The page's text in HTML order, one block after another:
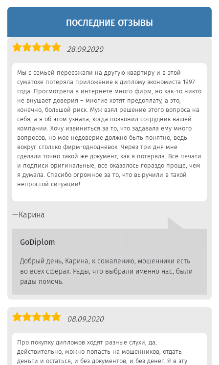
ПОСЛЕДНИЕ ОТЗЫВЫ
Оценка
28.09.2020
Мы с семьей переезжали на другую квартиру и в этой
суматохе потеряла приложение к диплому экономиста 1997
года. Просмотрела в интернете много фирм, но как-то никто
не внушает доверия – многие хотят предоплату, а это,
конечно, большой риск. Муж взял решение этого вопроса на
себя, а я об этом узнала, когда позвонил сотрудник вашей
компании. Хочу извиниться за то, что задавала ему много
вопросов, но мое недоверие должно быть понятно, ведь
вокруг столько фирм-однодневок. Через три дня мне
сделали точно такой же документ, как я потеряла. Все печати
и подписи оригинальные, все оказалось гораздо проще, чем
я думала. Спасибо огромное за то, что выручили в такой
непростой ситуации!
Карина
GoDiplom
Добрый день, Карина, к сожалению, мошенники есть
во всех сферах. Рады, что выбрали именно нас, были
рады помочь.
Оценка
08.09.2020
Про покупку дипломов ходят разные слухи, да,
действительно, можно попасть на мошенников, отдать
деньги и остаться, и без документов, и без денег. Я в эту